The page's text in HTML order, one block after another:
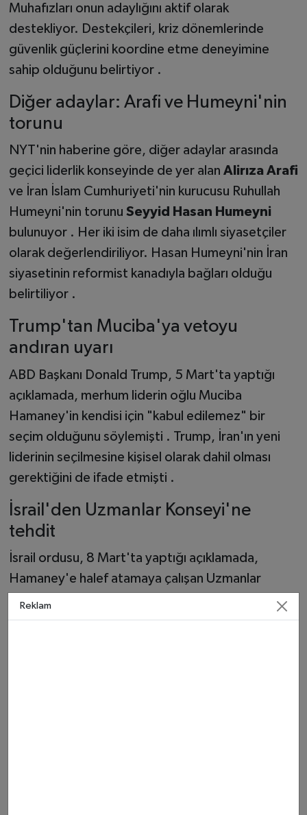
Muhafızları onun adaylığını aktif olarak
destekliyor. Destekçileri, kriz dönemlerinde
güvenlik güçlerini koordine etme deneyimine
sahip olduğunu belirtiyor .
Diğer adaylar: Arafi ve Humeyni'nin
torunu
NYT'nin haberine göre, diğer adaylar arasında
geçici liderlik konseyinde de yer alan Alirıza Arafi
ve İran İslam Cumhuriyeti'nin kurucusu Ruhullah
Humeyni'nin torunu Seyyid Hasan Humeyni
bulunuyor . Her iki isim de daha ılımlı siyasetçiler
olarak değerlendiriliyor. Hasan Humeyni'nin İran
siyasetinin reformist kanadıyla bağları olduğu
belirtiliyor .
Trump'tan Muciba'ya vetoyu
andıran uyarı
ABD Başkanı Donald Trump, 5 Mart'ta yaptığı
açıklamada, merhum liderin oğlu Muciba
Hamaney'in kendisi için "kabul edilemez" bir
seçim olduğunu söylemişti . Trump, İran'ın yeni
liderinin seçilmesine kişisel olarak dahil olması
gerektiğini de ifade etmişti .
İsrail'den Uzmanlar Konseyi'ne
tehdit
İsrail ordusu, 8 Mart'ta yaptığı açıklamada,
Hamaney'e halef atamaya çalışan Uzmanlar
Konseyi'ndeki herkesi hedef alacağı uyarısında
bulundu. İsrail ordusu X'te Farsça yaptığı
Reklam